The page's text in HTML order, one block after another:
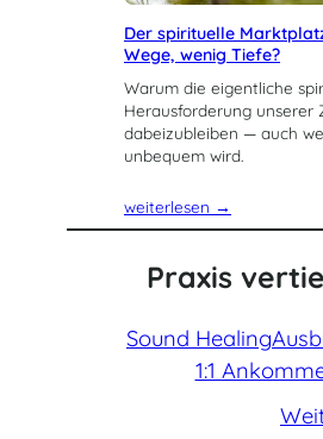
Der spirituelle
Wege, wenig Tiefe?
Warum die eigentliche
Herausforderung unserer
dabeizubleiben — auch
unbequem wird.
weiterlesen →
Praxis
Sound Healing
1:1